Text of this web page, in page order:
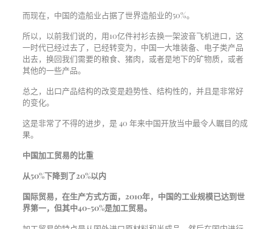
而现在，中国的造船业占据了世界造船业的50%。
所以，以前我们说的，用10亿件衬衫去换一架波音飞机进口，这
一时代已经过去了，已经转变为，中国一大堆装备、电子类产品
出去，换回我们需要的粮食、猪肉，或者是地下的矿物质，或者
其他的一些产品。
总之，出口产品结构的改变是趋势性、结构性的，并且是非常好
的变化。
这是非常了不得的进步，是 40 年来中国开放当中最令人瞩目的成
果。
中国加工贸易的比重
从50%下降到了20%以内
国际贸易，在生产方式方面，2010年，中国的工业规模已达到世
界第一，但其中40-50%是加工贸易。